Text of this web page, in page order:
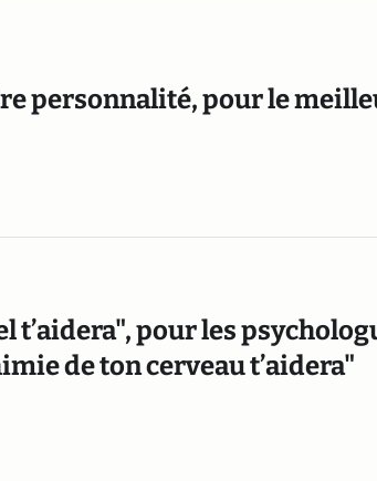
personnalité, pour le
t’aidera", pour les
de ton cerveau t’aidera"